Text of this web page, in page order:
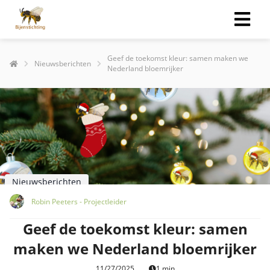
Nieuwsberichten
Geef de toekomst kleur: samen maken we
Nederland bloemrijker
Nieuwsberichten
Robin Peeters - Projectleider
Geef de toekomst kleur: samen
maken we Nederland bloemrijker